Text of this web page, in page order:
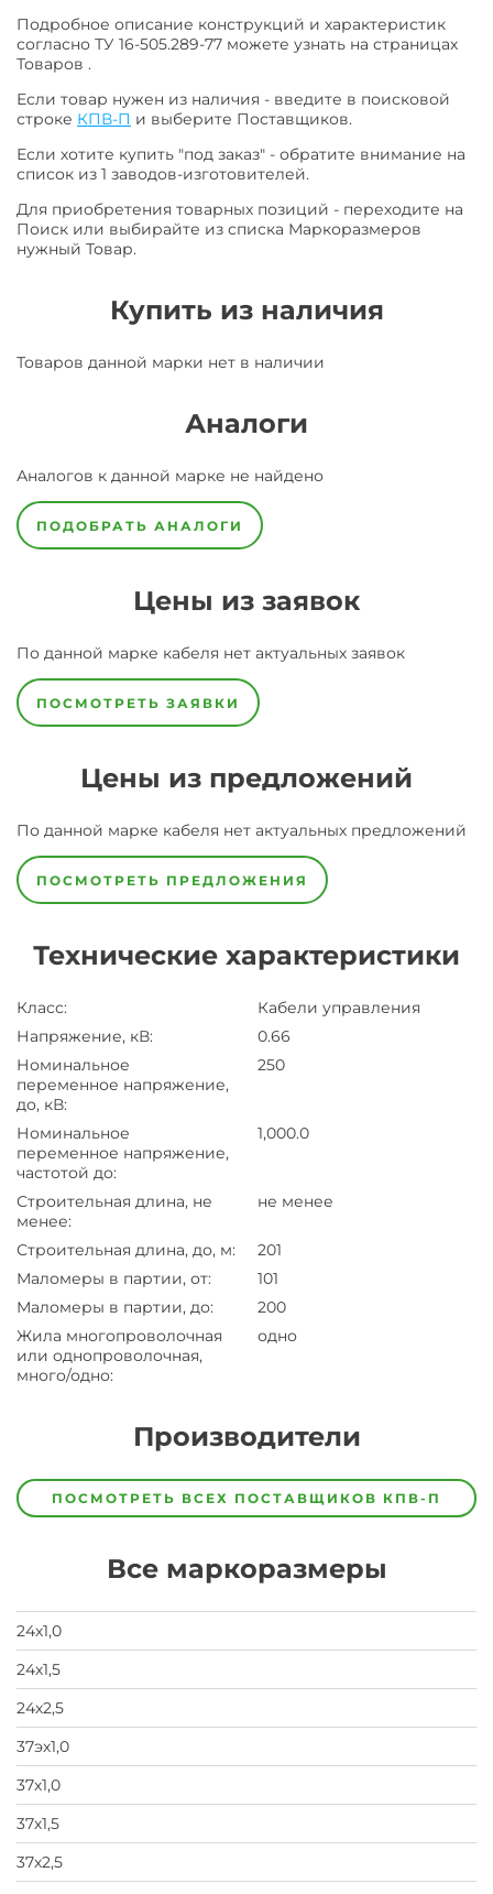
Подробное описание конструкций и характеристик
согласно ТУ 16-505.289-77 можете узнать на страницах
Товаров .
Если товар нужен из наличия - введите в поисковой
строке КПВ-П и выберите Поставщиков.
Если хотите купить "под заказ" - обратите внимание на
список из 1 заводов-изготовителей.
Для приобретения товарных позиций - переходите на
Поиск или выбирайте из списка Маркоразмеров
нужный Товар.
Купить из наличия
Товаров данной марки нет в наличии
Аналоги
Аналогов к данной марке не найдено
ПОДОБРАТЬ АНАЛОГИ
Цены из заявок
По данной марке кабеля нет актуальных заявок
ПОСМОТРЕТЬ ЗАЯВКИ
Цены из предложений
По данной марке кабеля нет актуальных предложений
ПОСМОТРЕТЬ ПРЕДЛОЖЕНИЯ
Технические характеристики
Класс:
Кабели управления
Напряжение, кВ:
0.66
Номинальное
переменное напряжение,
до, кВ:
250
Номинальное
переменное напряжение,
частотой до:
1,000.0
Строительная длина, не
менее:
не менее
Строительная длина, до, м:
201
Маломеры в партии, от:
101
Маломеры в партии, до:
200
Жила многопроволочная
или однопроволочная,
много/одно:
одно
Производители
Завод Завод-
изготовитель
заявка
на
ПОСМОТРЕТЬ ВСЕХ ПОСТАВЩИКОВ КПВ-П
Все маркоразмеры
24х1,0
24х1,5
24х2,5
37эх1,0
37х1,0
37х1,5
37х2,5